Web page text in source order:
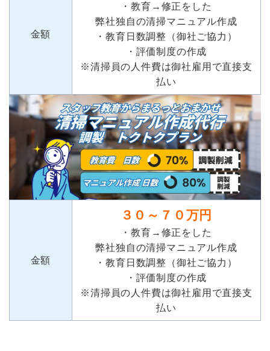
金額
・教育→修正をした
弊社独自の清掃マニュアル作成
・教育日数調整（御社ご協力）
・評価制度の作成
※清掃員の人件費は御社雇用で直接支
払い
金額
３０～７０万円
・教育→修正をした
弊社独自の清掃マニュアル作成
・教育日数調整（御社ご協力）
・評価制度の作成
※清掃員の人件費は御社雇用で直接支
払い